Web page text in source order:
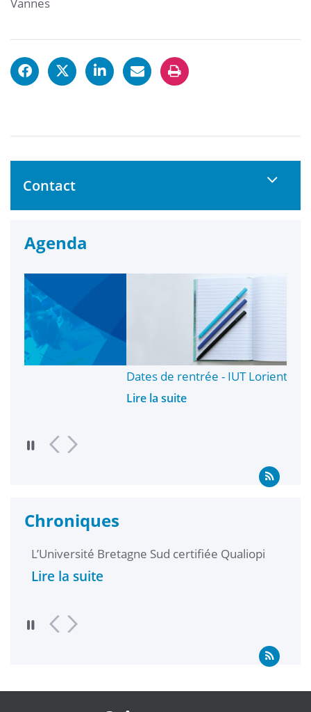
Contact
Agenda
Dates de rentrée - IUT Lorient & Pontivy
Chroniques
L’Université Bretagne Sud certifiée Qualiopi
Lire la suite